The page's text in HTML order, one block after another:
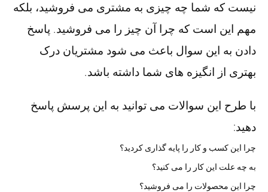
نیست که شما چه چیزی به مشتری می فروشید، بلکه
مهم این است که چرا آن چیز را می فروشید. پاسخ
دادن به این سوال باعث می شود مشتریان درک
بهتری از انگیزه های شما داشته باشد.
با طرح این سوالات می توانید به این پرسش پاسخ
دهید:
چرا این کسب و کار را پایه گذاری کردید؟
به چه علت این کار را می کنید؟
چرا این محصولات را می فروشید؟